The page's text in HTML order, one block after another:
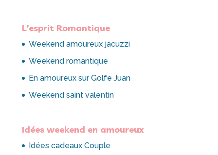
L’esprit Romantique
Weekend amoureux jacuzzi
Weekend romantique
En amoureux sur Golfe Juan
Weekend saint valentin
Idées weekend en amoureux
Idées cadeaux Couple